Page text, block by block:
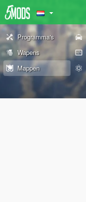
Programma's
Wapens
Mappen